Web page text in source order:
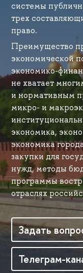
системы
трех
право.
Преимущество
экономической
экономико-
не хватает
и нормативным
микро- и
экономика,
экономика
закупки для
нужд, методы
программы
отраслях
Задать
Телеграм-